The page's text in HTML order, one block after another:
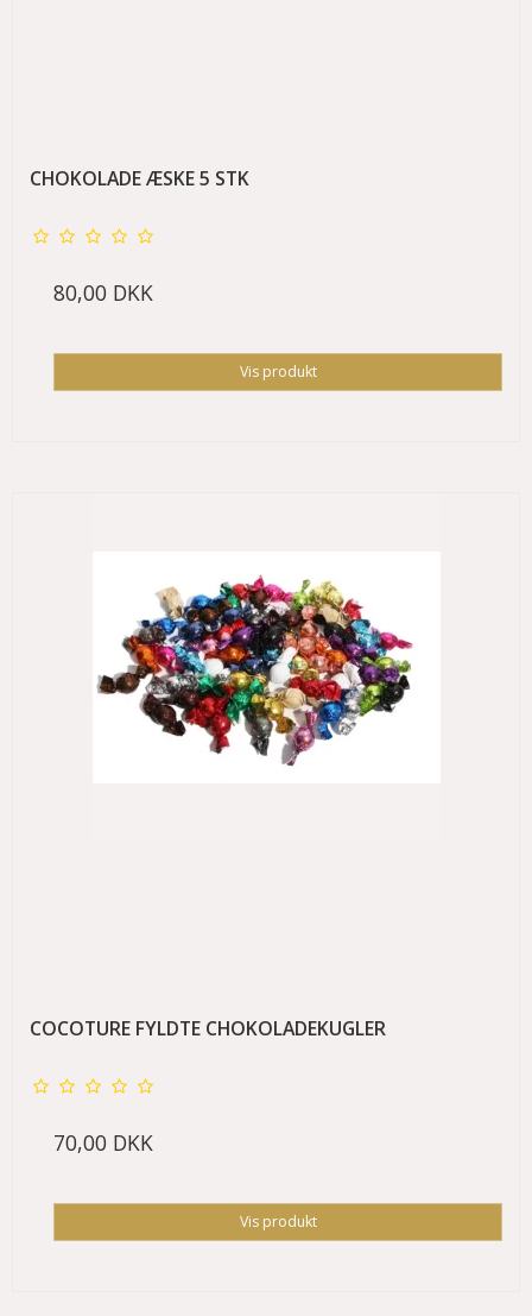
CHOKOLADE ÆSKE 5 STK
80,00 DKK
Vis produkt
COCOTURE FYLDTE CHOKOLADEKUGLER
70,00 DKK
Vis produkt